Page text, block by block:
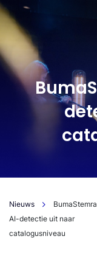
NL
Nieuws
AI-detectie uit naar
catalogusniveau